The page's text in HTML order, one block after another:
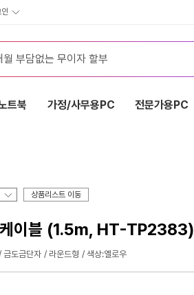
트북 가정/사무용PC 전문가용PC
상품리스트 이동
케이블 (1.5m, HT-TP2383)
금도금단자 라운드형 색상:옐로우